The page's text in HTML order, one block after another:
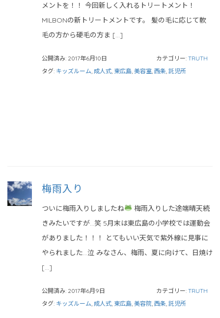
メントを！！ 今回新しく入れるトリートメント！
MILBONの新トリートメントです。 髪の毛に応じて軟
毛の方から硬毛の方ま […]
公開済み: 2017年6月10日 カテゴリー: TRUTH
タグ: キッズルーム, 成人式, 東広島, 美容室, 西条, 託児所
梅雨入り
ついに梅雨入りしましたね
梅雨入りした途端晴天続
きみたいですが…笑 5月末は東広島の小学校では運動会
がありました！！！ とてもいい天気で紫外線に見事に
やられました…泣 みなさん、梅雨、夏に向けて、日焼け
[…]
公開済み: 2017年6月9日 カテゴリー: TRUTH
タグ: キッズルーム, 成人式, 東広島, 美容院, 西条, 託児所